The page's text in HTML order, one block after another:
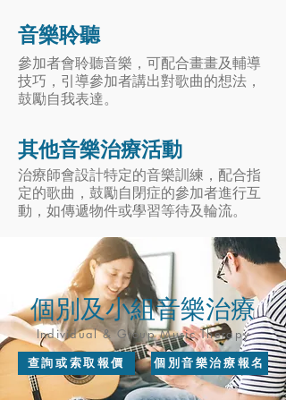
音樂聆聽
參加者會聆聽音樂，可配合畫畫及輔導
技巧，引導參加者講出對歌曲的想法，
鼓勵自我表達。
其他音樂治療活動
治療師會設計特定的音樂訓練，配合指
定的歌曲，鼓勵自閉症的參加者進行互
動，如傳遞物件或學習等待及輪流。
個別及小組音樂治療
Individual & Group Music Therapy
查詢或索取報價 個別音樂治療報名